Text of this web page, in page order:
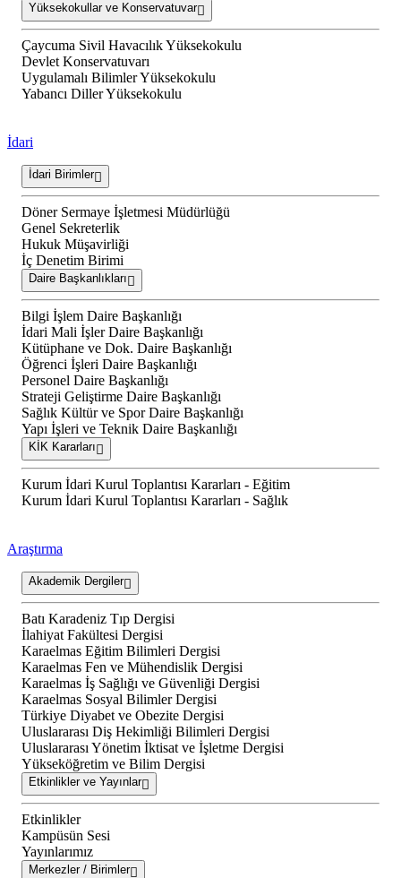
Yüksekokullar ve Konservatuvar
Çaycuma Sivil Havacılık Yüksekokulu
Devlet Konservatuvarı
Uygulamalı Bilimler Yüksekokulu
Yabancı Diller Yüksekokulu
İdari
İdari Birimler
Döner Sermaye İşletmesi Müdürlüğü
Genel Sekreterlik
Hukuk Müşavirliği
İç Denetim Birimi
Daire Başkanlıkları
Bilgi İşlem Daire Başkanlığı
İdari Mali İşler Daire Başkanlığı
Kütüphane ve Dok. Daire Başkanlığı
Öğrenci İşleri Daire Başkanlığı
Personel Daire Başkanlığı
Strateji Geliştirme Daire Başkanlığı
Sağlık Kültür ve Spor Daire Başkanlığı
Yapı İşleri ve Teknik Daire Başkanlığı
KİK Kararları
Kurum İdari Kurul Toplantısı Kararları - Eğitim
Kurum İdari Kurul Toplantısı Kararları - Sağlık
Araştırma
Akademik Dergiler
Batı Karadeniz Tıp Dergisi
İlahiyat Fakültesi Dergisi
Karaelmas Eğitim Bilimleri Dergisi
Karaelmas Fen ve Mühendislik Dergisi
Karaelmas İş Sağlığı ve Güvenliği Dergisi
Karaelmas Sosyal Bilimler Dergisi
Türkiye Diyabet ve Obezite Dergisi
Uluslararası Diş Hekimliği Bilimleri Dergisi
Uluslararası Yönetim İktisat ve İşletme Dergisi
Yükseköğretim ve Bilim Dergisi
Etkinlikler ve Yayınlar
Etkinlikler
Kampüsün Sesi
Yayınlarımız
Merkezler / Birimler